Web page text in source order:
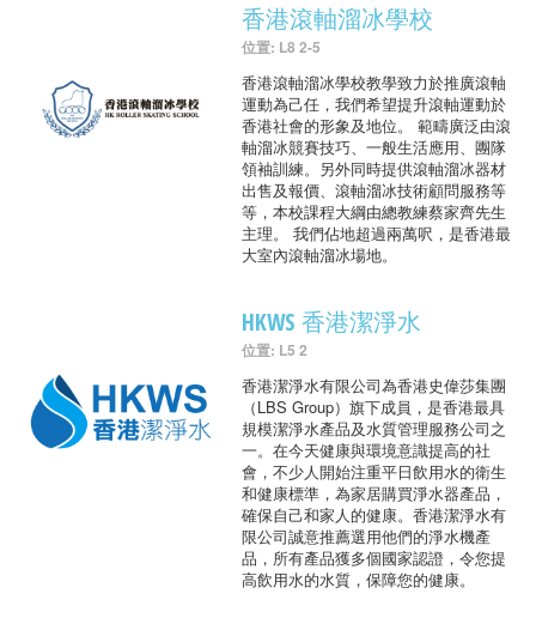
香港滾軸溜冰學校
位置: L8 2-5
香港滾軸溜冰學校教學致力於推廣滾軸
運動為己任，我們希望提升滾軸運動於
香港社會的形象及地位。 範疇廣泛由滾
軸溜冰競賽技巧、一般生活應用、團隊
領袖訓練。另外同時提供滾軸溜冰器材
出售及報價、滾軸溜冰技術顧問服務等
等，本校課程大綱由總教練蔡家齊先生
主理。 我們佔地超過兩萬呎，是香港最
大室內滾軸溜冰場地。
HKWS 香港潔淨水
位置: L5 2
香港潔淨水有限公司為香港史偉莎集團
（LBS Group）旗下成員，是香港最具
規模潔淨水產品及水質管理服務公司之
一。在今天健康與環境意識提高的社
會，不少人開始注重平日飲用水的衛生
和健康標準，為家居購買淨水器產品，
確保自己和家人的健康。香港潔淨水有
限公司誠意推薦選用他們的淨水機產
品，所有產品獲多個國家認證，令您提
高飲用水的水質，保障您的健康。